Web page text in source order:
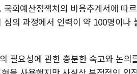
회예산정책처의 비용추계서에 따
의 과정에서 인력이 약 100명이나
필요성에 관한 충분한 숙고와 논